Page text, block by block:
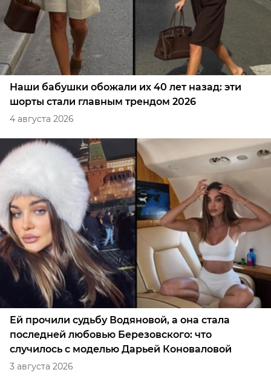
Наши бабушки обожали их 40 лет назад: эти
шорты стали главным трендом 2026
4 августа 2026
Ей прочили судьбу Водяновой, а она стала
последней любовью Березовского: что
случилось с моделью Дарьей Коноваловой
3 августа 2026